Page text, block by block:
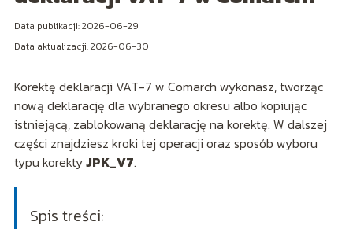
Data publikacji: 2026-06-29
Data aktualizacji: 2026-06-30
Korektę deklaracji VAT-7 w Comarch wykonasz, tworząc
nową deklarację dla wybranego okresu albo kopiując
istniejącą, zablokowaną deklarację na korektę. W dalszej
części znajdziesz kroki tej operacji oraz sposób wyboru
typu korektyJPK_V7.
Spis treści: